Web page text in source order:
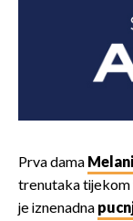
Prva dama
trenutaka tijekom
je iznenadna